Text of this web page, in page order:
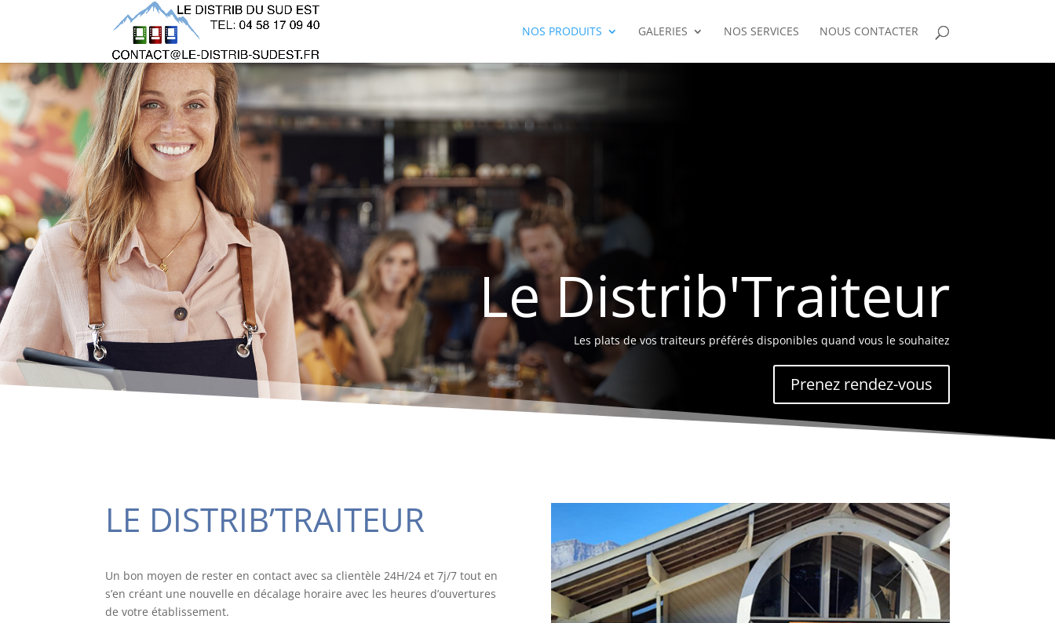
NOS PRODUITS GALERIES NOS SERVICES NOUS CONTACTER
Le Distrib'Traiteur
Les plats de vos traiteurs préférés disponibles quand vous le souhaitez
Prenez rendez-vous
LE DISTRIB’TRAITEUR
Un bon moyen de rester en contact avec sa clientèle 24H/24 et 7j/7 tout en
s’en créant une nouvelle en décalage horaire avec les heures d’ouvertures
de votre établissement.